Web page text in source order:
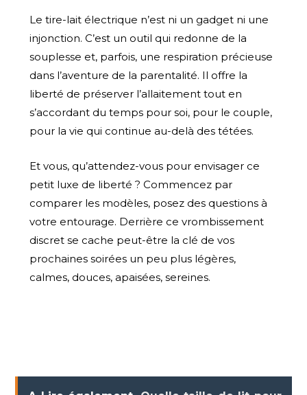
Le tire-lait électrique n’est ni un gadget ni une
injonction. C’est un outil qui redonne de la
souplesse et, parfois, une respiration précieuse
dans l’aventure de la parentalité. Il offre la
liberté de préserver l’allaitement tout en
s’accordant du temps pour soi, pour le couple,
pour la vie qui continue au-delà des tétées.
Et vous, qu’attendez-vous pour envisager ce
petit luxe de liberté ? Commencez par
comparer les modèles, posez des questions à
votre entourage. Derrière ce vrombissement
discret se cache peut-être la clé de vos
prochaines soirées un peu plus légères,
calmes, douces, apaisées, sereines.